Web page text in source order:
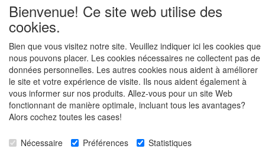
S'inscrire
Mot de passe oublié ?
Bienvenue! Ce site web utilise des
cookies.
Bien que vous visitez notre site. Veuillez indiquer ici les cookies que
nous pouvons placer. Les cookies nécessaires ne collectent pas de
données personnelles. Les autres cookies nous aident à améliorer
le site et votre expérience de visite. Ils nous aident également à
vous informer sur nos produits. Allez-vous pour un site Web
fonctionnant de manière optimale, incluant tous les avantages?
Alors cochez toutes les cases!
Nécessaire Préférences Statistiques